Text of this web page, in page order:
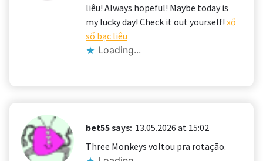
liêu! Always hopeful! Maybe today is
my lucky day! Check it out yourself! xổ
số bạc liêu
Loading...
bet55says: 13.05.2026 at 15:02
Three Monkeys voltou pra rotação.